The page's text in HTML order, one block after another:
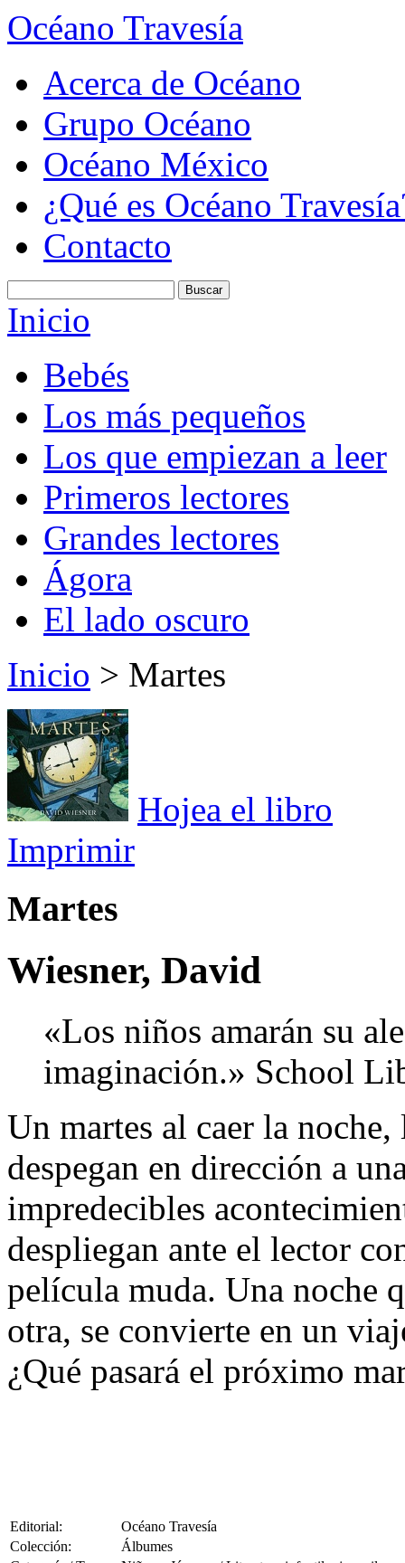
Océano Travesía
Acerca de Océano
Grupo Océano
Océano México
¿Qué es Océano
Contacto
Inicio
Bebés
Los más pequeños
Los que empiezan a leer
Primeros lectores
Grandes lectores
Ágora
El lado oscuro
Inicio > Martes
Hojea el libro
Imprimir
Martes
Wiesner, David
«Los niños amarán su
imaginación.» School
Un martes al caer la noche,
despegan en dirección a
impredecibles
despliegan ante el lector
película muda. Una noche
otra, se convierte en un
¿Qué pasará el próximo
Editorial:
Océano Travesía
Colección:
Álbumes